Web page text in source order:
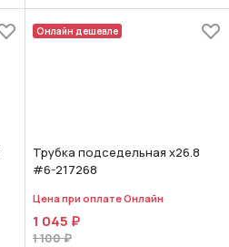
Онлайн дешевле
Трубка подседельная х26.8
#6-217268
Цена при оплате Онлайн
1 045 ₽
1 100 ₽